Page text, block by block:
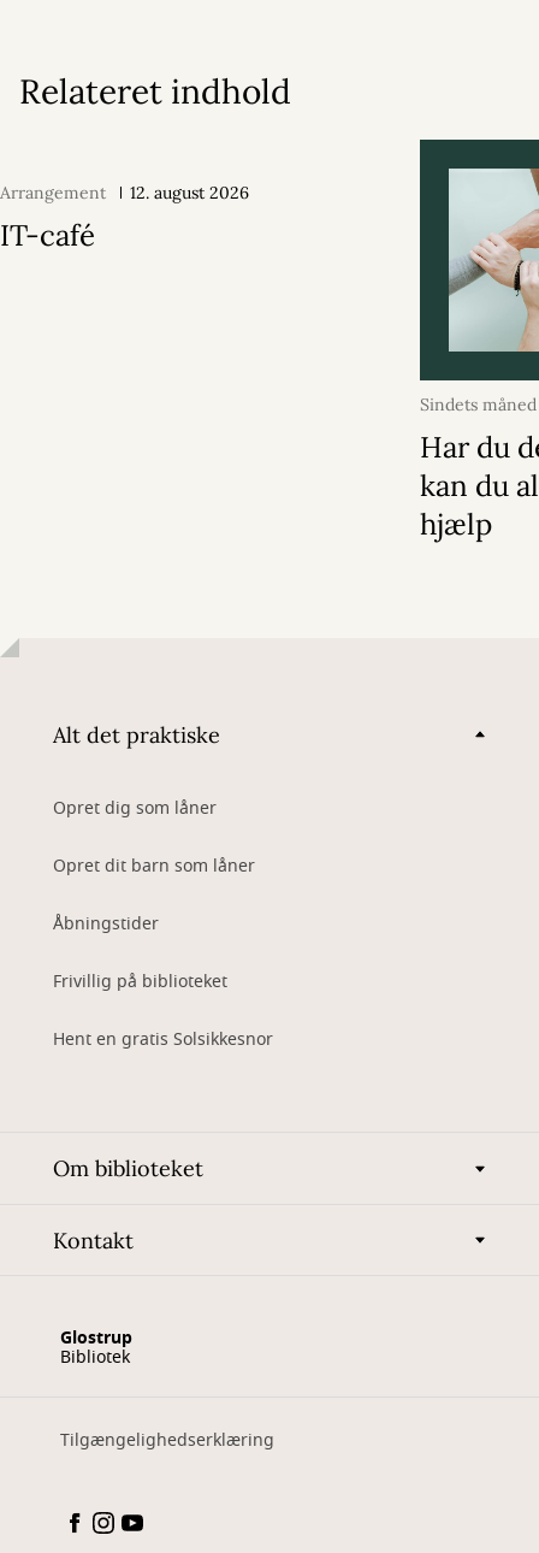
Relateret indhold
Arrangement 12. august 2026
IT-café
Sindets måned
2026
Har du
kan du
hjælp
Alt det praktiske
Opret dig som låner
Opret dit barn som låner
Åbningstider
Frivillig på biblioteket
Hent en gratis Solsikkesnor
Om biblioteket
Kontakt
Glostrup
Bibliotek
Tilgængelighedserklæring